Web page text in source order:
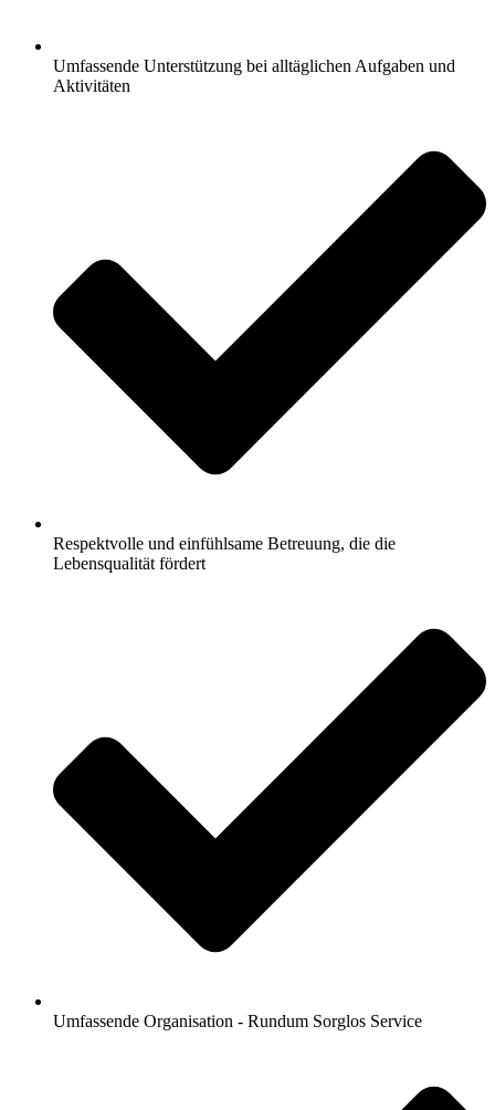
Umfassende Unterstützung bei alltäglichen Aufgaben und
Aktivitäten
Respektvolle und einfühlsame Betreuung, die die
Lebensqualität fördert
Umfassende Organisation - Rundum Sorglos Service